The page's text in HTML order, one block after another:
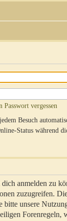
Passwort vergessen
Besuch
Status während
anmelden zu
zuzugreifen.
bitte unsere
Forenregeln,